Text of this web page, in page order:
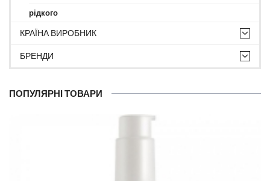
рідкого
КРАЇНА ВИРОБНИК
БРЕНДИ
ПОПУЛЯРНІ ТОВАРИ